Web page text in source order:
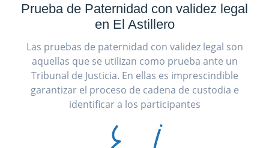
Prueba de Paternidad con validez legal
en El Astillero
Las pruebas de paternidad con validez legal son
aquellas que se utilizan como prueba ante un
Tribunal de Justicia. En ellas es imprescindible
garantizar el proceso de cadena de custodia e
identificar a los participantes